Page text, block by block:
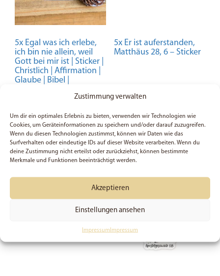
Zustimmung verwalten
Um dir ein optimales Erlebnis zu bieten, verwenden wir Technologien wie
Cookies, um Geräteinformationen zu speichern und/oder darauf zuzugreifen.
Wenn du diesen Technologien zustimmst, können wir Daten wie das
Surfverhalten oder eindeutige IDs auf dieser Website verarbeiten. Wenn du
deine Zustimmung nicht erteilst oder zurückziehst, können bestimmte
Merkmale und Funktionen beeinträchtigt werden.
Akzeptieren
Einstellungen ansehen
Impressum Impressum
5x Egal was ich erlebe,
ich bin nie allein, weil
Gott bei mir ist | Sticker |
Christlich | Affirmation |
Glaube | Bibel |
In den Warenkorb
5x Er ist auferstanden,
Matthäus 28, 6 – Sticker
Bewertet mit
5.00
von 5
5,99€
In den Warenkorb